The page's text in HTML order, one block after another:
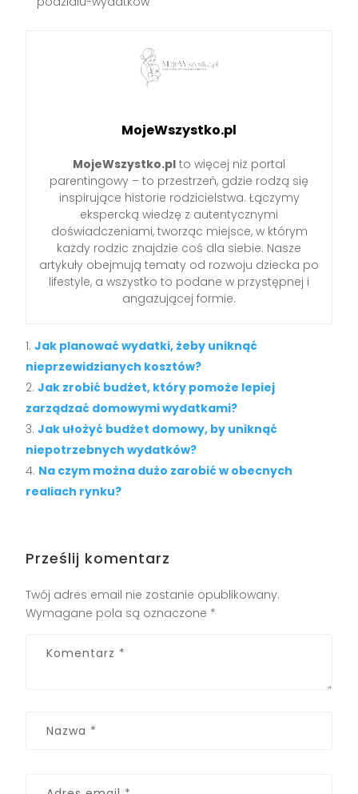
MojeWszystko.pl
MojeWszystko.pl to więcej niż portal
parentingowy – to przestrzeń, gdzie rodzą się
inspirujące historie rodzicielstwa. Łączymy
ekspercką wiedzę z autentycznymi
doświadczeniami, tworząc miejsce, w którym
każdy rodzic znajdzie coś dla siebie. Nasze
artykuły obejmują tematy od rozwoju dziecka po
lifestyle, a wszystko to podane w przystępnej i
angażującej formie.
Jak planować wydatki, żeby uniknąć
nieprzewidzianych kosztów?
Jak zrobić budżet, który pomoże lepiej
zarządzać domowymi wydatkami?
Jak ułożyć budżet domowy, by uniknąć
niepotrzebnych wydatków?
Na czym można dużo zarobić w obecnych
realiach rynku?
Prześlij komentarz
Twój adres email nie zostanie opublikowany.
Wymagane pola są oznaczone *